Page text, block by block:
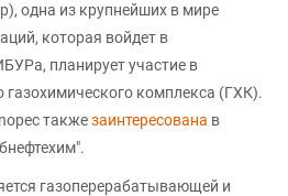
одна из крупнейших в мире
которая войдет в
планирует участие в
газохимического комплекса (ГХК).
такжезаинтересована в
газоперерабатывающей и